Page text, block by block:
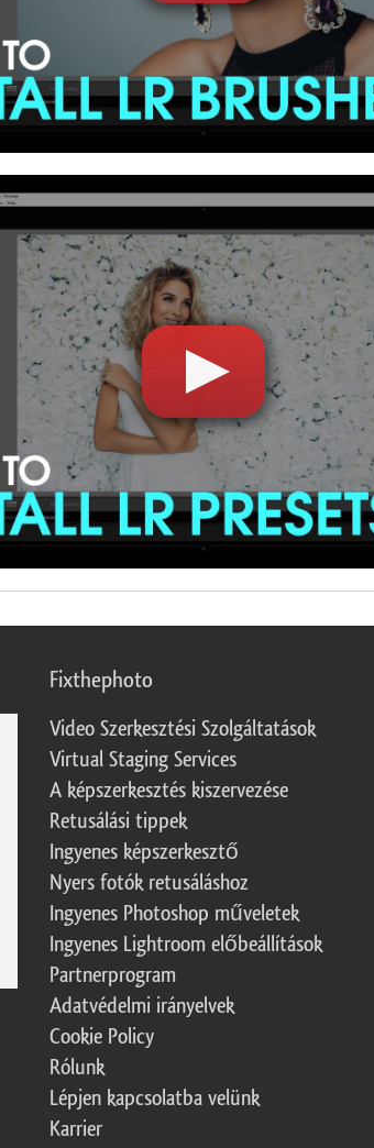
Fixthephoto
Video Szerkesztési Szolgáltatások
Virtual Staging Services
A képszerkesztés kiszervezése
Retusálási tippek
Ingyenes képszerkesztő
Nyers fotók retusáláshoz
Ingyenes Photoshop műveletek
Ingyenes Lightroom előbeállítások
Partnerprogram
Adatvédelmi irányelvek
Cookie Policy
Rólunk
Lépjen kapcsolatba velünk
Karrier